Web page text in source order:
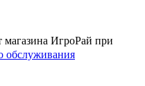
магазина ИгроРай при
обслуживания